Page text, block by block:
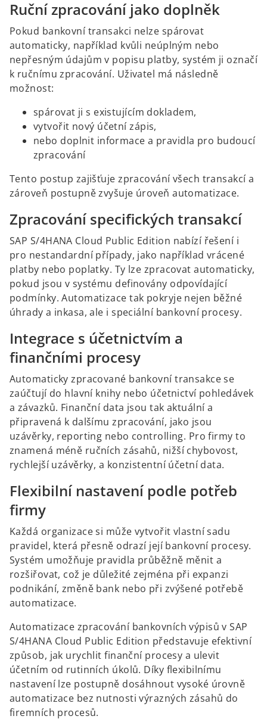
Ruční zpracování jako doplněk
Pokud bankovní transakci nelze spárovat
automaticky, například kvůli neúplným nebo
nepřesným údajům v popisu platby, systém ji označí
k ručnímu zpracování. Uživatel má následně
možnost:
spárovat ji s existujícím dokladem,
vytvořit nový účetní zápis,
nebo doplnit informace a pravidla pro budoucí
zpracování
Tento postup zajišťuje zpracování všech transakcí a
zároveň postupně zvyšuje úroveň automatizace.
Zpracování specifických transakcí
SAP S/4HANA Cloud Public Edition nabízí řešení i
pro nestandardní případy, jako například vrácené
platby nebo poplatky. Ty lze zpracovat automaticky,
pokud jsou v systému definovány odpovídající
podmínky. Automatizace tak pokryje nejen běžné
úhrady a inkasa, ale i speciální bankovní procesy.
Integrace s účetnictvím a
finančními procesy
Automaticky zpracované bankovní transakce se
zaúčtují do hlavní knihy nebo účetnictví pohledávek
a závazků. Finanční data jsou tak aktuální a
připravená k dalšímu zpracování, jako jsou
uzávěrky, reporting nebo controlling. Pro firmy to
znamená méně ručních zásahů, nižší chybovost,
rychlejší uzávěrky, a konzistentní účetní data.
Flexibilní nastavení podle potřeb
firmy
Každá organizace si může vytvořit vlastní sadu
pravidel, která přesně odrazí její bankovní procesy.
Systém umožňuje pravidla průběžně měnit a
rozšiřovat, což je důležité zejména při expanzi
podnikání, změně bank nebo při zvýšené potřebě
automatizace.
Automatizace zpracování bankovních výpisů v SAP
S/4HANA Cloud Public Edition představuje efektivní
způsob, jak urychlit finanční procesy a ulevit
účetním od rutinních úkolů. Díky flexibilnímu
nastavení lze postupně dosáhnout vysoké úrovně
automatizace bez nutnosti výrazných zásahů do
firemních procesů.